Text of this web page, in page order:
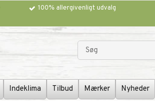
100% allergivenligt udvalg
Indeklima Tilbud Mærker Nyheder